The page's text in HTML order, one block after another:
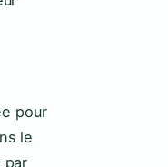
pour
le
par